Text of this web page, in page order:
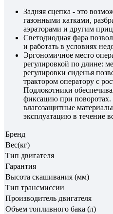
Задняя сцепка - это
газонными катками,
аэраторами и другим
Светодиодная фара
и работать в условиях
Эргономичное место
регулировкой по длине:
регулировки сиденья
трактором оператору с
Подлокотники
фиксацию при поворотах.
влагозащитные
эксплуатацию в течение
Бренд
Вес(кг)
Тип двигателя
Гарантия
Высота скашивания (мм)
Тип трансмиссии
Производитель двигателя
Объем топливного бака (л)